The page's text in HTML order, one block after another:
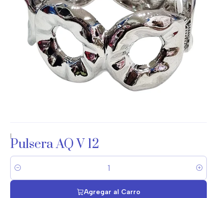
|
Pulsera AQ V 12
Cantidad
Agregar al Carro